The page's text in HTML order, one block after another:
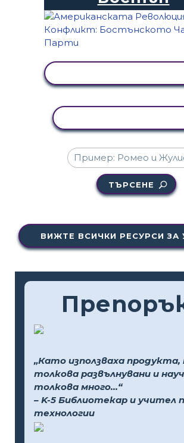
ТЪРСЕНЕ
ВИЖТЕ ВСИЧКИ РЕСУРСИ ЗА
„Като използваха продукта,
толкова развълнувани и
толкова много...“
– K-5 Библиотекар и учител
технологии